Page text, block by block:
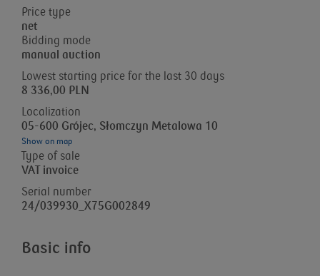
Price type
net
Bidding mode
manual auction
Lowest starting price for the last 30 days
8 336,00 PLN
Localization
05-600 Grójec, Słomczyn Metalowa 10
Show on map
Type of sale
VAT invoice
Serial number
24/039930_X75G002849
Basic info